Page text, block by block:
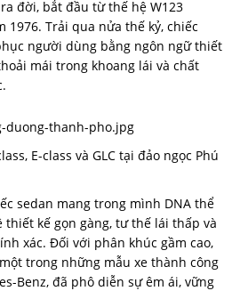
đời, bắt đầu từ thế hệ W123
Trải qua nửa thế kỷ, chiếc
người dùng bằng ngôn ngữ thiết
mái trong khoang lái và chất
E-class và GLC tại đảo ngọc Phú
sedan mang trong mình DNA thể
kế gọn gàng, tư thế lái thấp và
xác. Đối với phân khúc gầm cao,
một trong những mẫu xe thành công
Benz, đã phô diễn sự êm ái, vững